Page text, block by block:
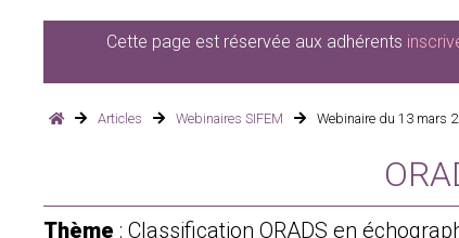
Cette page est réservée aux adhérents
Articles Webinaires SIFEM Webinaire du 13 mars
Thème : Classification ORADS en